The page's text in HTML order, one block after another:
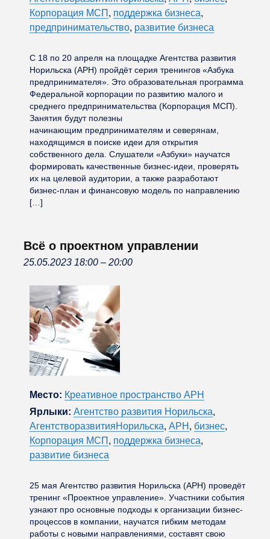
Корпорация МСП , поддержка бизнеса,
предпринимательство, развитие бизнеса
С 18 по 20 апреля на площадке Агентства развития
Норильска (АРН) пройдёт серия тренингов «Азбука
предпринимателя». Это образовательная программа
Федеральной корпорации по развитию малого и
среднего предпринимательства (Корпорация МСП).
Занятия будут полезны
начинающим предпринимателям и северянам,
находящимся в поиске идеи для открытия
собственного дела. Слушатели «Азбуки» научатся
формировать качественные бизнес-идеи, проверять
их на целевой аудитории, а также разработают
бизнес-план и финансовую модель по направлению
[…]
Всё о проектном управлении
25.05.2023 18:00 – 20:00
Место: Креативное пространство АРН
Ярлыки: Агентство развития Норильска,
АгентстворазвитияНорильска, АРН , бизнес,
Корпорация МСП , поддержка бизнеса,
развитие бизнеса
25 мая Агентство развития Норильска (АРН) проведёт
тренинг «Проектное управление». Участники события
узнают про основные подходы к организации бизнес-
процессов в компании, научатся гибким методам
работы с новыми направлениями, составят свою